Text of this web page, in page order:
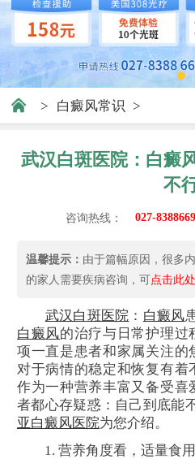
> 白癜风常识 >
武汉白斑医院：白癜
不
咨询热线： 027-
温馨提示： 由于篇幅原因，很多
的家人需要疾病咨询，可点击此处
武汉白斑医院 ： 白癜风
白癜风的治疗与日常护理过
项一直是患者和家属关注的
对于病情的稳定和恢复有着
作为一种营养丰富又备受喜
者都心存疑惑：自己到底能
亚白癜风医院为您介绍。
1. 营养角度看，适量食用